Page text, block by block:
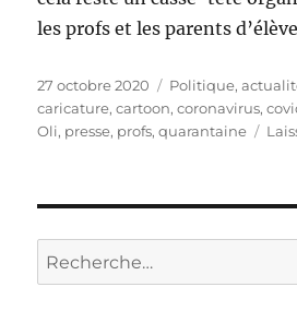
les profs et les parents
Publié
le
27 octobre 2020 Catégories
Politique,
caricature,cartoon,coronavirus,
Oli, presse, profs,quarantaine
Recherche
pour :